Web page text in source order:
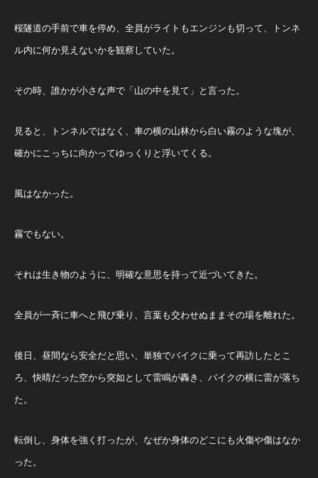
桜隧道の手前で車を停め、全員がライトもエンジンも切って、トンネ
ル内に何か見えないかを観察していた。
その時、誰かが小さな声で「山の中を見て」と言った。
見ると、トンネルではなく、車の横の山林から白い霧のような塊が、
確かにこっちに向かってゆっくりと浮いてくる。
風はなかった。
霧でもない。
それは生き物のように、明確な意思を持って近づいてきた。
全員が一斉に車へと飛び乗り、言葉も交わせぬままその場を離れた。
後日、昼間なら安全だと思い、単独でバイクに乗って再訪したとこ
ろ、快晴だった空から突如として雷鳴が轟き、バイクの横に雷が落ち
た。
転倒し、身体を強く打ったが、なぜか身体のどこにも火傷や傷はなか
った。